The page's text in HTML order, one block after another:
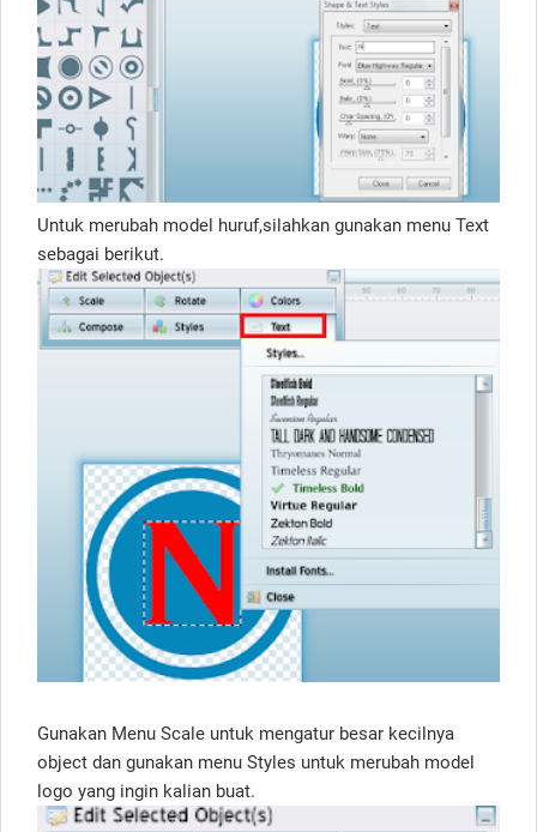
Untuk merubah model huruf,silahkan gunakan menu Text
sebagai berikut.
Gunakan Menu Scale untuk mengatur besar kecilnya
object dan gunakan menu Styles untuk merubah model
logo yang ingin kalian buat.